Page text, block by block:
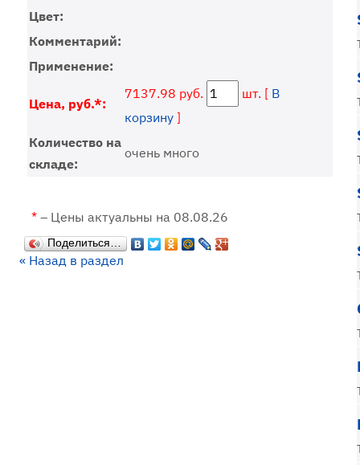
Цвет:
Комментарий:
Применение:
Цена, руб.*:
7137.98 руб. шт. [ В
корзину ]
Количество на
складе:
очень много
* – Цены актуальны на 08.08.26
Поделиться…
« Назад в раздел